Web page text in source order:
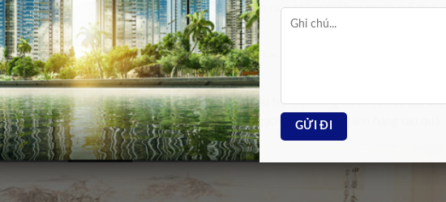
đến thương mại sẽ trở nên bài bản hơn và sẽ tạo ra sự tăng trưởng mạnh mẽ cho
Nghị định thư xuất khẩu mít tươi của Việt Nam sang Trung Quốc cũng đã được ký
nói trên, ông Mười kỳ vọng năm 2026 xuất khẩu hai mặt hàng bưởi và mít của
thêm từ 300 – 400 triệu USD vào tổng kim ngạch xuất khẩu ngành hàng rau quả.